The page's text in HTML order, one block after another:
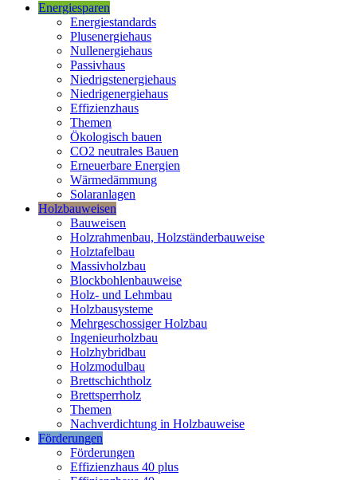
Energiesparen
Energiestandards
Plusenergiehaus
Nullenergiehaus
Passivhaus
Niedrigstenergiehaus
Niedrigenergiehaus
Effizienzhaus
Themen
Ökologisch bauen
CO2 neutrales Bauen
Erneuerbare Energien
Wärmedämmung
Solaranlagen
Holzbauweisen
Bauweisen
Holzrahmenbau, Holzständerbauweise
Holztafelbau
Massivholzbau
Blockbohlenbauweise
Holz- und Lehmbau
Holzbausysteme
Mehrgeschossiger Holzbau
Ingenieurholzbau
Holzhybridbau
Holzmodulbau
Brettschichtholz
Brettsperrholz
Themen
Nachverdichtung in Holzbauweise
Förderungen
Förderungen
Effizienzhaus 40 plus